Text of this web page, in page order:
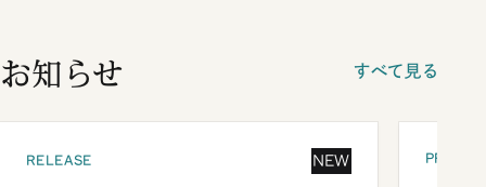
お知らせ すべて見る
RELEASE NEW